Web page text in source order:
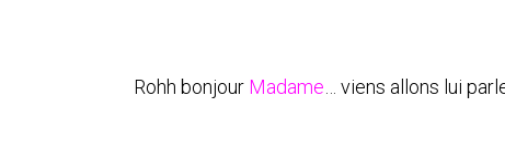
Rohh bonjour Madame … viens allons lui